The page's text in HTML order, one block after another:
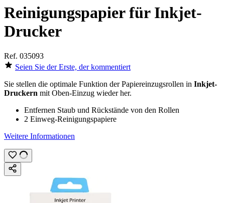
Reinigungspapier für Inkjet-
Drucker
Ref. 035093
Seien Sie der Erste, der kommentiert
Sie stellen die optimale Funktion der Papiereinzugsrollen in Inkjet-
Druckern mit Oben-Einzug wieder her.
Entfernen Staub und Rückstände von den Rollen
2 Einweg-Reinigungspapiere
Weitere Informationen